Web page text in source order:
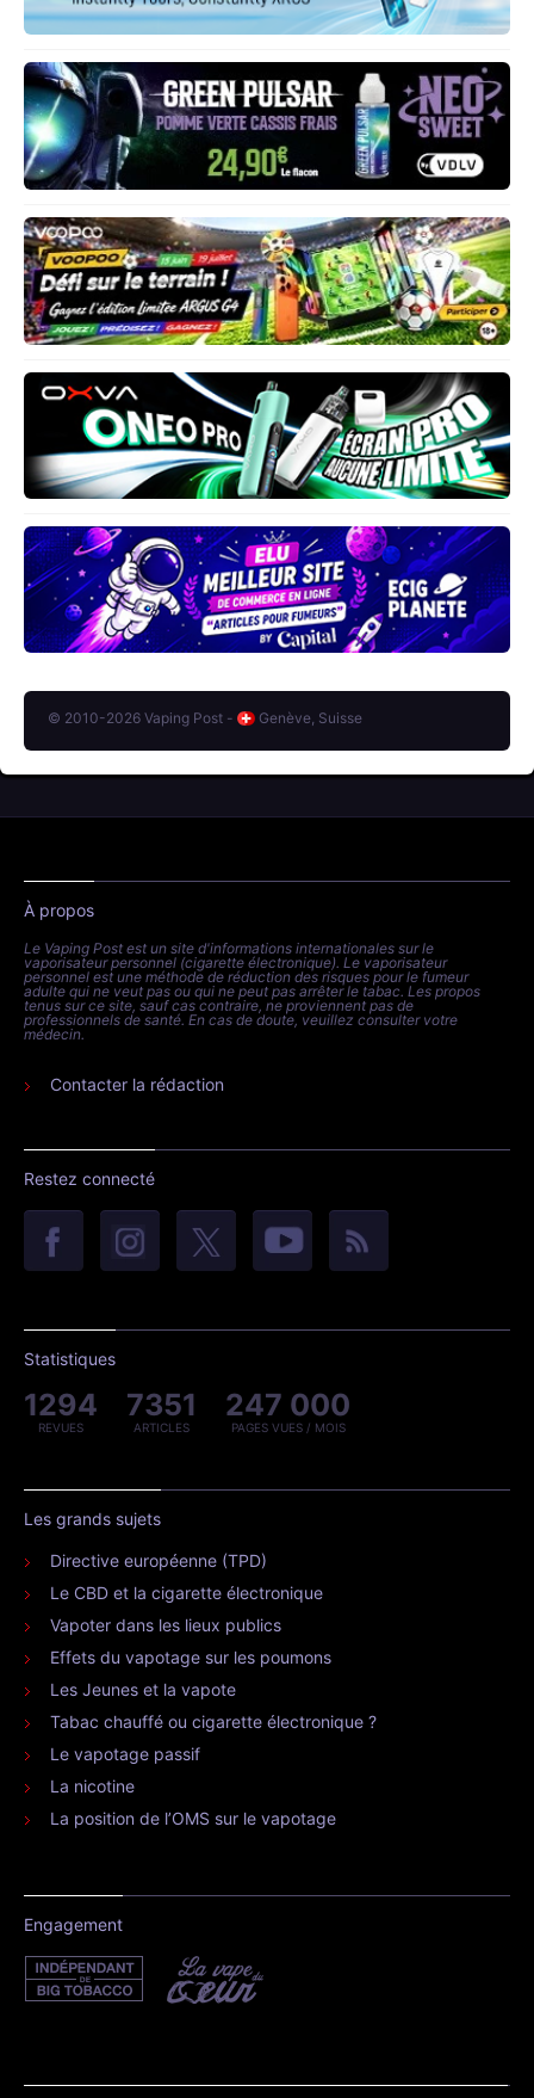
© 2010-2026 Vaping Post - Genève, Suisse
À propos
Le Vaping Post est un site d'informations internationales sur le
vaporisateur personnel (cigarette électronique). Le vaporisateur
personnel est une méthode de réduction des risques pour le fumeur
adulte qui ne veut pas ou qui ne peut pas arrêter le tabac. Les propos
tenus sur ce site, sauf cas contraire, ne proviennent pas de
professionnels de santé. En cas de doute, veuillez consulter votre
médecin.
Contacter la rédaction
Restez connecté
Statistiques
1294
REVUES
7351
ARTICLES
247 000
PAGES VUES / MOIS
Les grands sujets
Directive européenne (TPD)
Le CBD et la cigarette électronique
Vapoter dans les lieux publics
Effets du vapotage sur les poumons
Les Jeunes et la vapote
Tabac chauffé ou cigarette électronique ?
Le vapotage passif
La nicotine
La position de l’OMS sur le vapotage
Engagement